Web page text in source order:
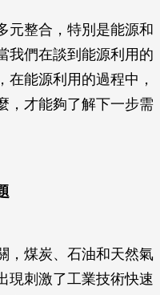
元整合，特別是能源和
我們在談到能源利用的
在能源利用的過程中，
，才能夠了解下一步需
，煤炭、石油和天然氣
現刺激了工業技術快速